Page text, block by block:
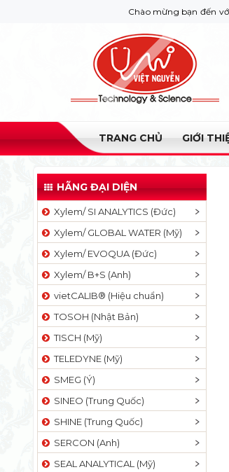
Chào mừng bạn đến với Việt
TRANG CHỦ GIỚI
HÃNG ĐẠI DIỆN
Xylem/ SI ANALYTICS (Đức)
Xylem/ GLOBAL WATER (Mỹ)
Xylem/ EVOQUA (Đức)
Xylem/ B+S (Anh)
vietCALIB® (Hiệu chuẩn)
TOSOH (Nhật Bản)
TISCH (Mỹ)
TELEDYNE (Mỹ)
SMEG (Ý)
SINEO (Trung Quốc)
SHINE (Trung Quốc)
SERCON (Anh)
SEAL ANALYTICAL (Mỹ)